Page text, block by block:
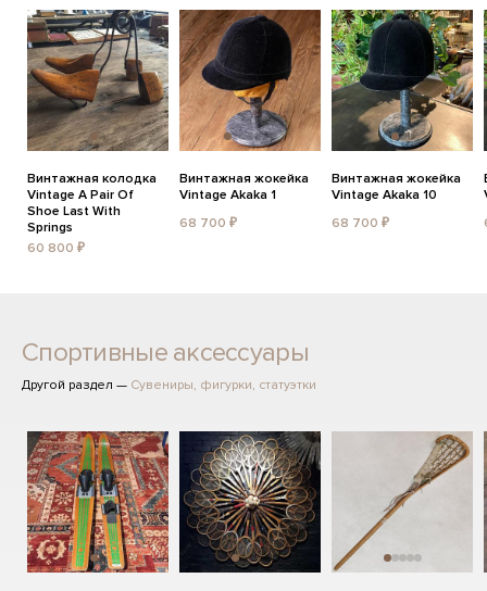
Винтажная колодка
Vintage A Pair Of
Shoe Last With
Springs
60 800 ₽
Винтажная жокейка
Vintage Akaka 1
68 700 ₽
Винтажная жокейка
Vintage Akaka 10
68 700 ₽
Спортивные аксессуары
Другой раздел — Сувениры, фигурки, статуэтки